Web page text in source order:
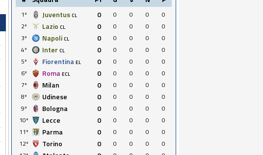
1º Juventus CL 0 0 0 0
0
2º
Lazio CL 0 0 0 0
0
3º
Napoli CL 0 0 0 0
0
4º
Inter CL 0 0 0 0
0
5º
Fiorentina EL 0 0 0 0
0
6º
Roma ECL 0 0 0 0
0
7º
Milan 0 0 0 0
0
8º
Udinese 0 0 0 0
0
9º
Bologna 0 0 0 0
0
10º
Lecce 0 0 0 0
0
11º
Parma 0 0 0 0
0
12º
Torino 0 0 0 0
0